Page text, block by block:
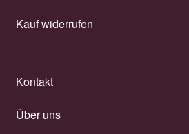
Kauf widerrufen
Kontakt
Über uns